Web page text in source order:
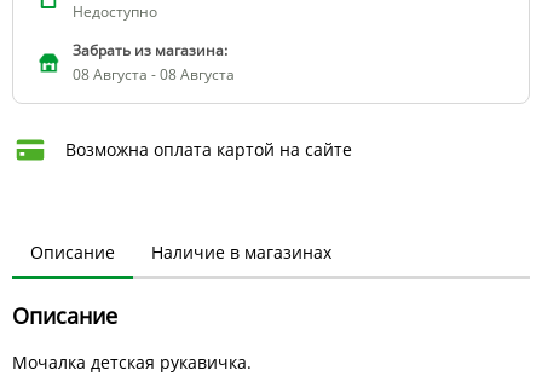
Недоступно
Забрать из магазина:
08 Августа - 08 Августа
Возможна оплата картой на сайте
Описание Наличие в магазинах
Описание
Мочалка детская рукавичка.